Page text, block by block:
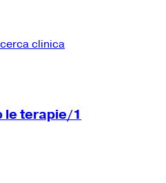
clinica
le terapie/1